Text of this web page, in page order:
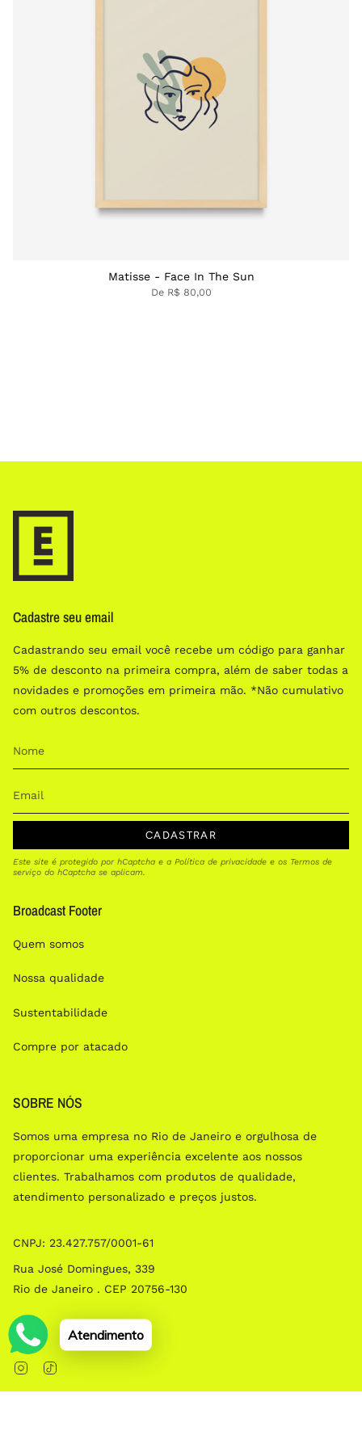
Matisse - Face In The Sun
DeR$ 80,00
Cadastre seu email
Cadastrando seu email você recebe um código para ganhar
5% de desconto na primeira compra, além de saber todas a
novidades e promoções em primeira mão. *Não cumulativo
com outros descontos.
CADASTRAR
Este site é protegido por hCaptcha e a Política de privacidade e os Termos de
serviço do hCaptcha se aplicam.
Broadcast Footer
Quem somos
Nossa qualidade
Sustentabilidade
Compre por atacado
SOBRE NÓS
Somos uma empresa no Rio de Janeiro e orgulhosa de
proporcionar uma experiência excelente aos nossos
clientes. Trabalhamos com produtos de qualidade,
atendimento personalizado e preços justos.
CNPJ: 23.427.757/0001­-61
Rua José Domingues, 339
Rio de Janeiro . CEP 20756-130
Social
Instagram
Atendimento